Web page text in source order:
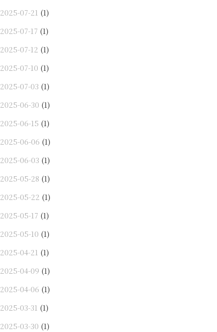
2025-07-21 (1)
2025-07-17 (1)
2025-07-12 (1)
2025-07-10 (1)
2025-07-03 (1)
2025-06-30 (1)
2025-06-15 (1)
2025-06-06 (1)
2025-06-03 (1)
2025-05-28 (1)
2025-05-22 (1)
2025-05-17 (1)
2025-05-10 (1)
2025-04-21 (1)
2025-04-09 (1)
2025-04-06 (1)
2025-03-31 (1)
2025-03-30 (1)